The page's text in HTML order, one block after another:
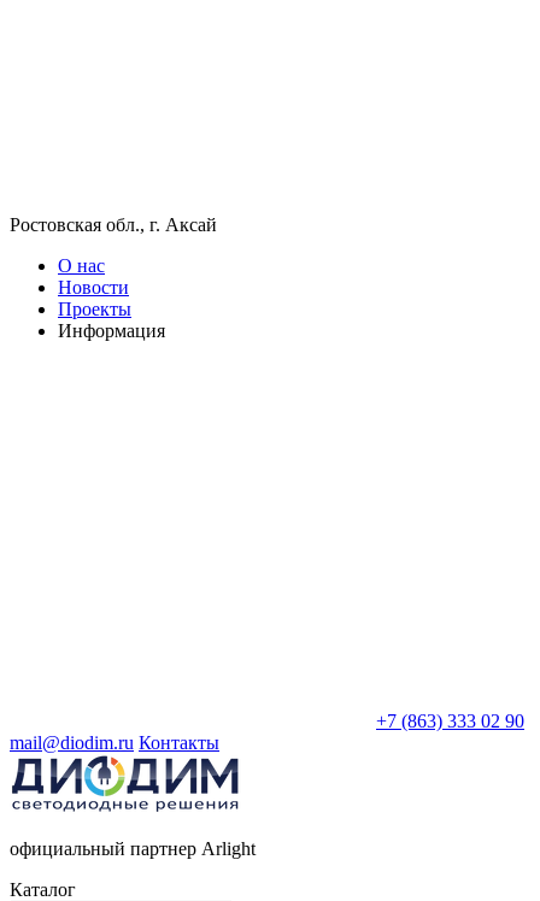
Ростовская обл., г. Аксай
О нас
Новости
Проекты
Информация
+7 (863) 333 02 90
mail@diodim.ru Контакты
официальный партнер Arlight
Каталог